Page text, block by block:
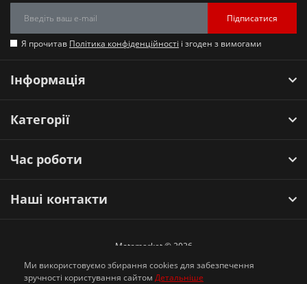
Підписатися
Я прочитав Політика конфіденційності і згоден з вимогами
Інформація
Категорії
Час роботи
Наші контакти
Motomarket © 2026
Ми використовуємо збирання cookies для забезпечення
зручності користування сайтом Детальніше